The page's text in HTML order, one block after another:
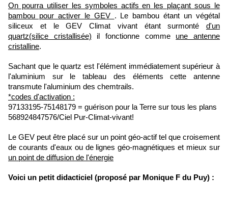
On pourra utiliser les symboles actifs en les plaçant sous le
bambou pour activer le GEV . Le bambou étant un végétal
siliceux et le GEV Climat vivant étant surmonté d'un
quartz(silice cristallisée) il fonctionne comme une antenne
cristalline.
Sachant que le quartz est l'élément immédiatement supérieur à
l'aluminium sur le tableau des éléments cette antenne
transmute l'aluminium des chemtrails.
*codes d'activation :
97133195-75148179 = guérison pour la Terre sur tous les plans
568924847576/Ciel Pur-Climat-vivant!
Le GEV peut être placé sur un point géo-actif tel que croisement
de courants d'eaux ou de lignes géo-magnétiques et mieux sur
un point de diffusion de l'énergie
Voici un petit didacticiel (proposé par Monique F du Puy) :